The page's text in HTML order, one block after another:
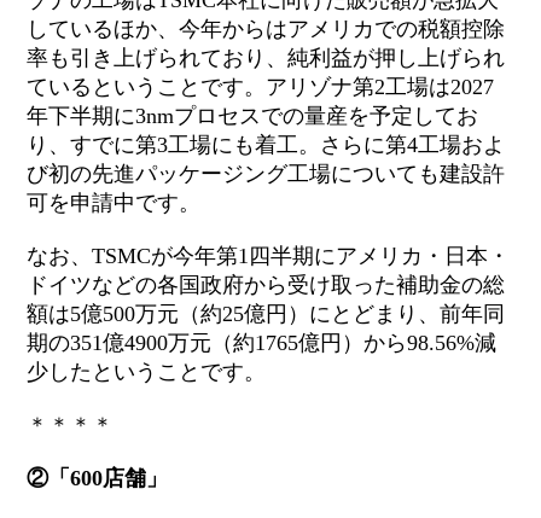
しているほか、今年からはアメリカでの税額控除
率も引き上げられており、純利益が押し上げられ
ているということです。アリゾナ第2工場は2027
年下半期に3nmプロセスでの量産を予定してお
り、すでに第3工場にも着工。さらに第4工場およ
び初の先進パッケージング工場についても建設許
可を申請中です。
なお、TSMCが今年第1四半期にアメリカ・日本・
ドイツなどの各国政府から受け取った補助金の総
額は5億500万元（約25億円）にとどまり、前年同
期の351億4900万元（約1765億円）から98.56%減
少したということです。
＊＊＊＊
②「600店舗」